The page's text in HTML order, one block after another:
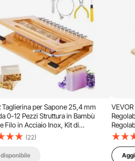
fili, in modo che non si rompano
offre una maggiore sicurezza e
di lavorazione.
Taglierina per Sapone 25,4 mm
0-12 Pezzi Struttura in Bambù
Filo in Acciaio Inox, Kit di
di Taglio per Sapone Fai-da-te
di Candela Cioccolato Burro
(22)
disponibile
Fatta a
Taglio